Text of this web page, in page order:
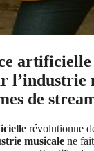
artificielle
l’industrie
de
révolutionne
musicale ne